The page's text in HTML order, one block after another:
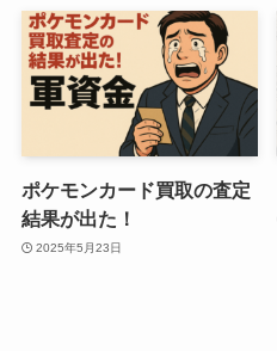
ポケモンカード買取の査定
結果が出た！
2025年5月23日